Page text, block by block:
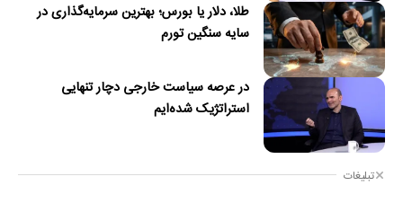
طلا، دلار یا بورس؛ بهترین سرمایه‌گذاری در
سایه سنگین تورم
در عرصه سیاست خارجی دچار تنهایی
استراتژیک شده‌ایم
تبلیغات